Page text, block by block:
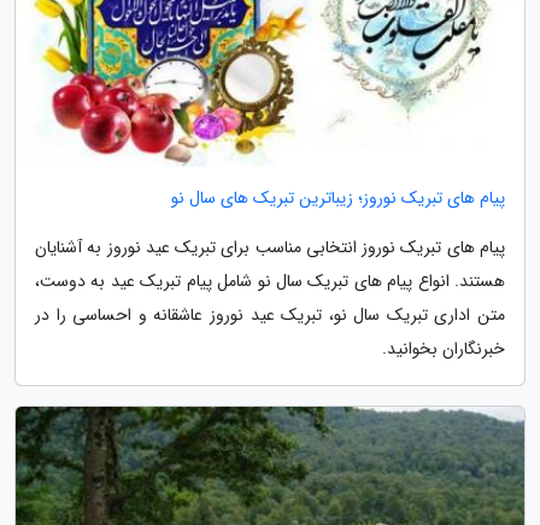
پیام های تبریک نوروز؛ زیباترین تبریک های سال نو
پیام های تبریک نوروز انتخابی مناسب برای تبریک عید نوروز به آشنایان
هستند. انواع پیام های تبریک سال نو شامل پیام تبریک عید به دوست،
متن اداری تبریک سال نو، تبریک عید نوروز عاشقانه و احساسی را در
خبرنگاران بخوانید.